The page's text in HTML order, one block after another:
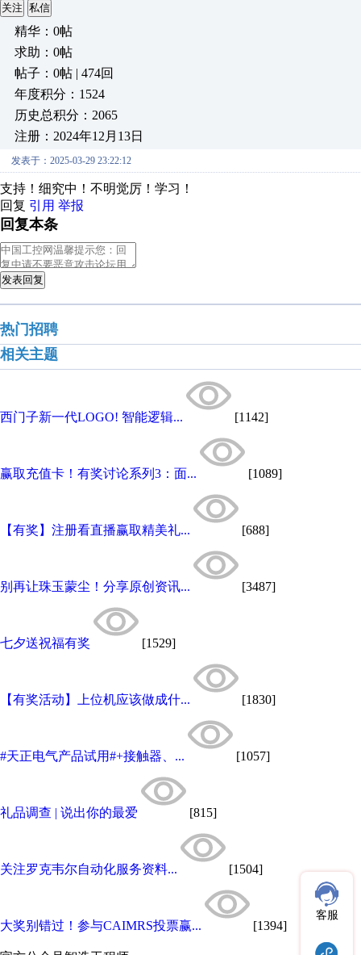
关注 私信
精华：0帖
求助：0帖
帖子：0帖 | 474回
年度积分：1524
历史总积分：2065
注册：2024年12月13日
发表于：2025-03-29 23:22:12
支持！细究中！不明觉厉！学习！
回复 引用 举报
回复本条
发表回复
热门招聘
相关主题
西门子新一代LOGO! 智能逻辑... [1142]
赢取充值卡！有奖讨论系列3：面... [1089]
【有奖】注册看直播赢取精美礼... [688]
别再让珠玉蒙尘！分享原创资讯... [3487]
七夕送祝福有奖 [1529]
【有奖活动】上位机应该做成什... [1830]
#天正电气产品试用#+接触器、... [1057]
礼品调查 | 说出你的最爱 [815]
关注罗克韦尔自动化服务资料... [1504]
大奖别错过！参与CAIMRS投票赢... [1394]
客服